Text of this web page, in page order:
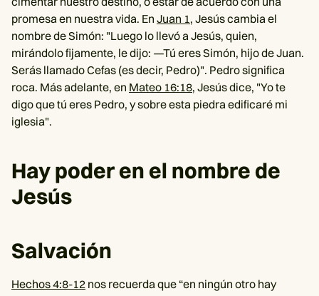
promesa en nuestra vida. En Juan 1, Jesús cambia el
nombre de Simón: "Luego lo llevó a Jesús, quien,
mirándolo fijamente, le dijo: —Tú eres Simón, hijo de Juan.
Serás llamado Cefas (es decir, Pedro)". Pedro significa
roca. Más adelante, en Mateo 16:18, Jesús dice, "Yo te
digo que tú eres Pedro, y sobre esta piedra edificaré mi
iglesia".
Hay poder en el nombre de
Jesús
Salvación
Hechos 4:8-12 nos recuerda que “en ningún otro hay